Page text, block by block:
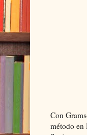
Con
método en